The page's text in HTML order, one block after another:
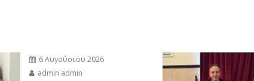
6 Αυγούστου 2026
admin admin